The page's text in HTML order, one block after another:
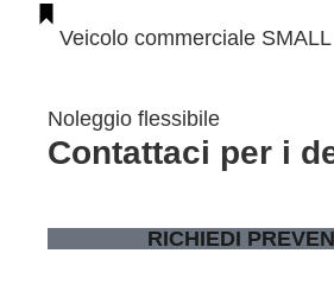
Veicolo commerciale SMALL
Noleggio flessibile
Contattaci per i
RICHIEDI